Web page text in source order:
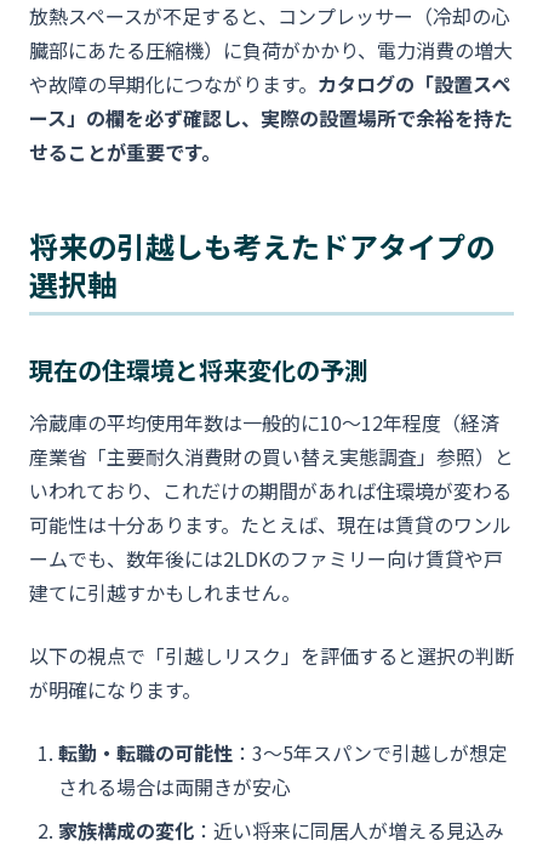
放熱スペースが不足すると、コンプレッサー（冷却の心
臓部にあたる圧縮機）に負荷がかかり、電力消費の増大
や故障の早期化につながります。 カタログの「設置スペ
ース」の欄を必ず確認し、実際の設置場所で余裕を持た
せることが重要です。
将来の引越しも考えたドアタイプの
選択軸
現在の住環境と将来変化の予測
冷蔵庫の平均使用年数は一般的に10〜12年程度（経済
産業省「主要耐久消費財の買い替え実態調査」参照）と
いわれており、これだけの期間があれば住環境が変わる
可能性は十分あります。たとえば、現在は賃貸のワンル
ームでも、数年後には2LDKのファミリー向け賃貸や戸
建てに引越すかもしれません。
以下の視点で「引越しリスク」を評価すると選択の判断
が明確になります。
転勤・転職の可能性 ：3〜5年スパンで引越しが想定
される場合は両開きが安心
家族構成の変化 ：近い将来に同居人が増える見込み